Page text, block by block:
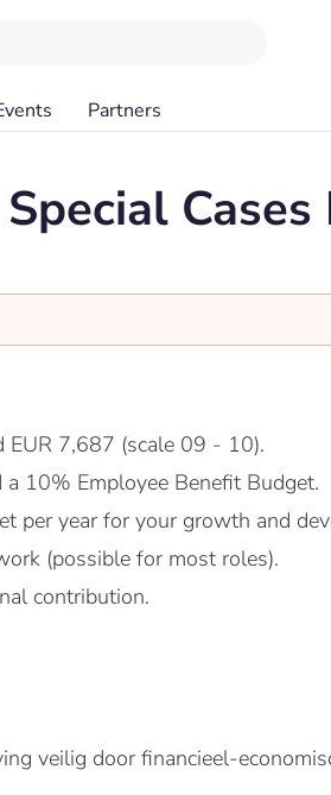
Partners
Cases
EUR 7,687 (scale 09 - 10).
10% Employee Benefit Budget.
per year for your growth and
(possible for most roles).
contribution.
veilig door financieel-